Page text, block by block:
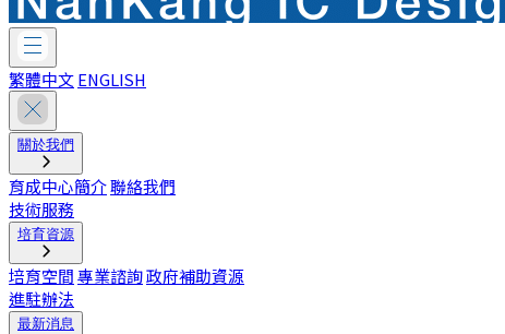
繁體中文ENGLISH
關於我們
育成中心簡介聯絡我們
技術服務
培育資源
培育空間專業諮詢政府補助資源
進駐辦法
最新消息